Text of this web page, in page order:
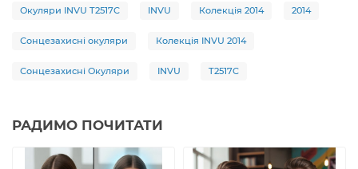
Окуляри INVU T2517C INVU Колекція 2014 2014
Сонцезахисні окуляри Колекція INVU 2014
Сонцезахисні Окуляри INVU T2517C
РАДИМО ПОЧИТАТИ